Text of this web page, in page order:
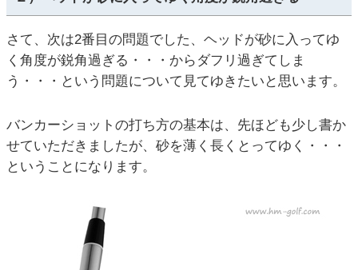
さて、次は2番目の問題でした、ヘッドが砂に入ってゆ
く角度が鋭角過ぎる・・・からダフリ過ぎてしま
う・・・という問題について見てゆきたいと思います。
バンカーショットの打ち方の基本は、先ほども少し書か
せていただきましたが、砂を薄く長くとってゆく・・・
ということになります。